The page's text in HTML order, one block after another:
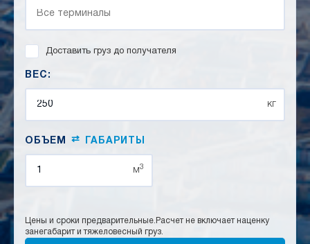
Доставить груз до получателя
ВЕС:
кг
ОБЪЕМ ⇄ ГАБАРИТЫ
м3
Цены и сроки предварительные. Расчет не включает наценку
занегабарит и тяжеловесный груз.